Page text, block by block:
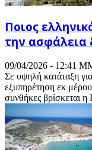
Ποιος
την ασφάλεια
09/04/2026 - 12:41
Σε υψηλή κατάταξη
εξυπηρέτηση εκ
συνθήκες βρίσκεται